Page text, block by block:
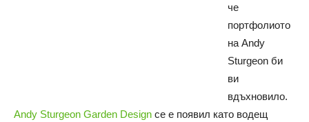
че
портфолиото
на Andy
Sturgeon би
ви
вдъхновило.
Andy Sturgeon Garden Design се е появил като водещ